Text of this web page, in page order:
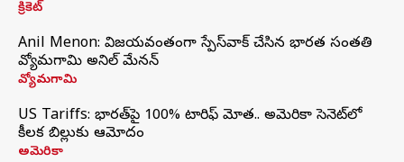
క్రికెట్
Anil Menon: విజయవంతంగా స్పేస్‌వాక్‌ చేసిన భారత సంతతి
వ్యోమగామి అనిల్‌ మేనన్
వ్యోమగామి
US Tariffs: భారత్‌పై 100% టారిఫ్‌ మోత.. అమెరికా సెనెట్‌లో
కీలక బిల్లుకు ఆమోదం
అమెరికా